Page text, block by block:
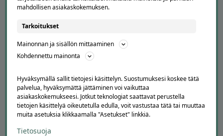
Offerilla mediassa
YRITYKSILLE
Markkinoi Offerillassa
Vaikuttajayhteistyö
LATAA APPI
mahdollisen asiakaskokemuksen.
Tarkoitukset
Mainonnan ja sisällön mittaaminen
Kohdennettu mainonta
Hyväksymällä sallit tietojesi käsittelyn. Suostumuksesi koskee tätä
palvelua, hyväksymättä jättäminen voi vaikuttaa
asiakaskokemukseesi. Jotkut teknologiat saattavat perustella
tietojen käsittelyä oikeutetulla edulla, voit vastustaa tätä tai muuttaa
muita asetuksia klikkaamalla "Asetukset" linkkiä.
Tietosuoja